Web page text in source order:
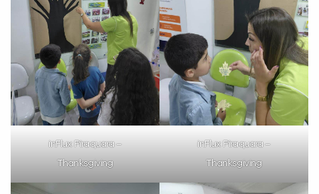
inFlux Piraquara –
Thanksgiving
inFlux Piraquara –
Thanksgiving